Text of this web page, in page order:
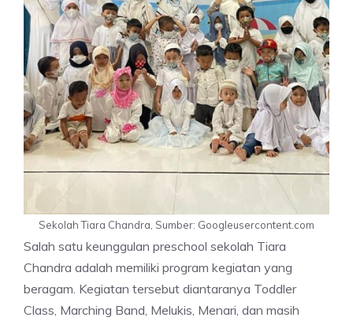
Sekolah Tiara Chandra, Sumber: Googleusercontent.com
Salah satu keunggulan preschool sekolah Tiara
Chandra adalah memiliki program kegiatan yang
beragam. Kegiatan tersebut diantaranya Toddler
Class, Marching Band, Melukis, Menari, dan masih